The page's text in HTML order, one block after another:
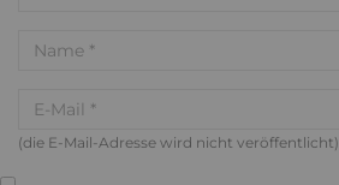
(die E-Mail-Adresse wird nicht veröffentlicht)